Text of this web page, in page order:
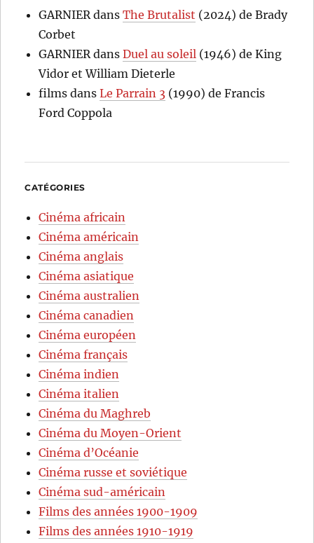
GARNIERdansThe Brutalist (2024) de Brady
Corbet
GARNIERdansDuel au soleil (1946) de King
Vidor et William Dieterle
films dansLe Parrain 3 (1990) de Francis
Ford Coppola
CATÉGORIES
Cinéma africain
Cinéma américain
Cinéma anglais
Cinéma asiatique
Cinéma australien
Cinéma canadien
Cinéma européen
Cinéma français
Cinéma indien
Cinéma italien
Cinéma du Maghreb
Cinéma du Moyen-Orient
Cinéma d’Océanie
Cinéma russe et soviétique
Cinéma sud-américain
Films des années 1900-1909
Films des années 1910-1919